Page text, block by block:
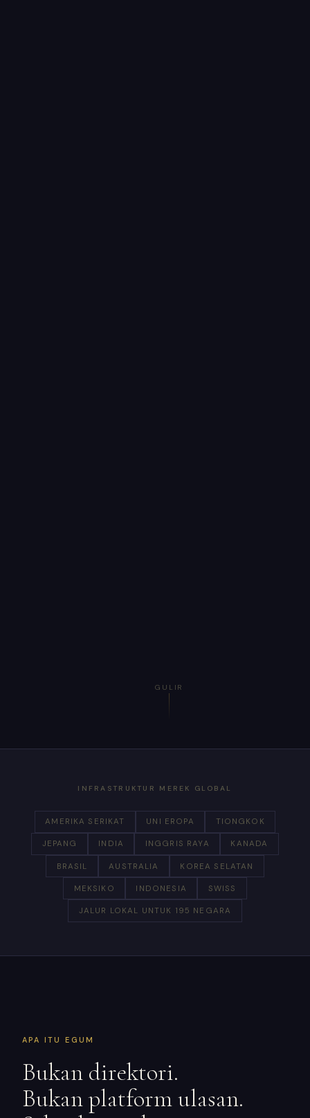
GULIR
INFRASTRUKTUR MEREK GLOBAL
AMERIKA SERIKAT UNI EROPA TIONGKOK
JEPANG INDIA INGGRIS RAYA KANADA
BRASIL AUSTRALIA KOREA SELATAN
MEKSIKO INDONESIA SWISS
JALUR LOKAL UNTUK 195 NEGARA
APA ITU EGUM
Bukan direktori.
Bukan platform ulasan.